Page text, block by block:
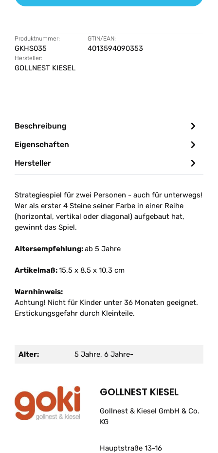
Produktnummer:
GKHS035
GTIN/EAN:
4013594090353
Hersteller:
GOLLNEST KIESEL
Beschreibung
Eigenschaften
Hersteller
Strategiespiel für zwei Personen - auch für unterwegs!
Wer als erster 4 Steine seiner Farbe in einer Reihe
(horizontal, vertikal oder diagonal) aufgebaut hat,
gewinnt das Spiel.
Altersempfehlung:ab 5 Jahre
Artikelmaß:15,5 x 8,5 x 10,3 cm
Warnhinweis:
Achtung! Nicht für Kinder unter 36 Monaten geeignet.
Erstickungsgefahr durch Kleinteile.
Alter: 5 Jahre, 6 Jahre-
GOLLNEST KIESEL
Gollnest & Kiesel GmbH & Co.
KG
Hauptstraße 13-16